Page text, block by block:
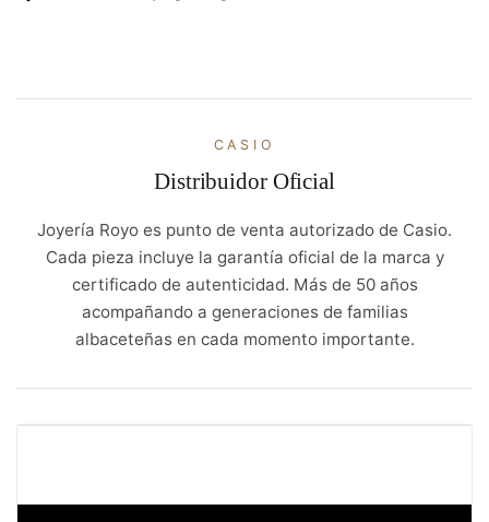
CASIO
Distribuidor Oficial
Joyería Royo es punto de venta autorizado de Casio.
Cada pieza incluye la garantía oficial de la marca y
certificado de autenticidad. Más de 50 años
acompañando a generaciones de familias
albaceteñas en cada momento importante.